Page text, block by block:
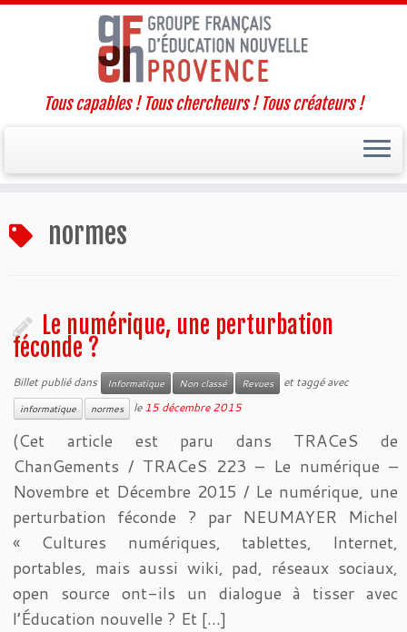
au
contenu
Tous capables ! Tous chercheurs ! Tous créateurs !
normes
Le numérique, une perturbation
féconde ?
Billet publié dans Informatique Non classé Revues et taggé avec
informatique normes le15 décembre 2015
(Cet article est paru dans TRACeS de
ChanGements / TRACeS 223 – Le numérique –
Novembre et Décembre 2015 / Le numérique, une
perturbation féconde ? par NEUMAYER Michel
« Cultures numériques, tablettes, Internet,
portables, mais aussi wiki, pad, réseaux sociaux,
open source ont-ils un dialogue à tisser avec
l’Éducation nouvelle ? Et […]